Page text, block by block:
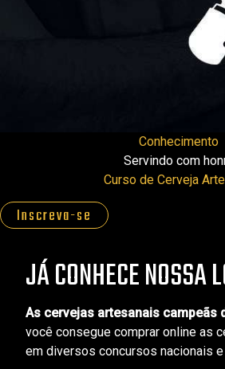
Conhecimento
Servindo com
Curso de Cerveja
Inscreva-se
JÁ CONHECE NOSSA
As cervejas artesanais campeãs
você consegue comprar online as
em diversos concursos nacionais